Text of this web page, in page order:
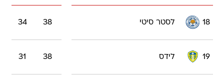
18 לסטר סיטי 38
34
19 לידס 38
31